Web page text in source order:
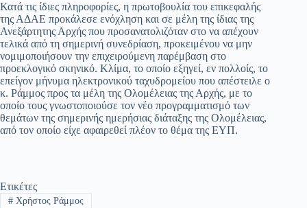
Κατά τις ίδιες πληροφορίες, η πρωτοβουλία του επικεφαλής
της ΑΔΑΕ προκάλεσε ενόχληση και σε μέλη της ίδιας της
Ανεξάρτητης Αρχής που προσανατολιζόταν στο να απέχουν
τελικά από τη σημερινή συνεδρίαση, προκειμένου να μην
νομιμοποιήσουν την επιχειρούμενη παρέμβαση στο
προεκλογικό σκηνικό. Κλίμα, το οποίο εξηγεί, εν πολλοίς, το
επείγον μήνυμα ηλεκτρονικού ταχυδρομείου που απέστειλε ο
κ. Ράμμος προς τα μέλη της Ολομέλειας της Αρχής, με το
οποίο τους γνωστοποιούσε τον νέο προγραμματισμό των
θεμάτων της σημερινής ημερήσιας διάταξης της Ολομέλειας,
από τον οποίο είχε αφαιρεθεί πλέον το θέμα της ΕΥΠ.
Ετικέτες
#Χρήστος Ράμμος